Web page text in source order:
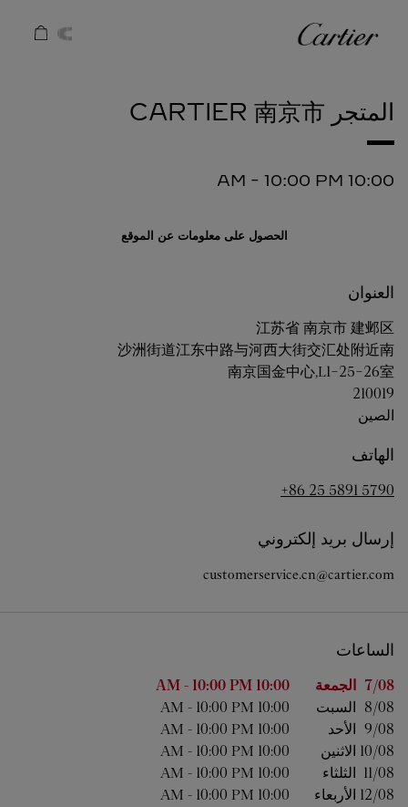
كارتييه
المتجر CARTIER 南京市
10:00 AM
- 10:00 PM
الحصول على معلومات عن الموقع
العنوان
江苏省 南京市 建邺区
沙洲街道江东中路与河西大街交汇处附近南
南京国金中心,L1-25-26室
210019
الصين
الهاتف
+86 25 5891 5790
إرسال بريد إلكتروني
customerservice.cn@cartier.com
الساعات
اليوم من الأسبوع الساعات 7/08 الجمعة 10:00 AM
- 10:00 PM
8/08 السبت 10:00 AM
- 10:00 PM
9/08 الأحد 10:00 AM
- 10:00 PM
10/08 الاثنين 10:00 AM
- 10:00 PM
11/08 الثلثاء 10:00 AM
- 10:00 PM
12/08 الأربعاء 10:00 AM
- 10:00 PM